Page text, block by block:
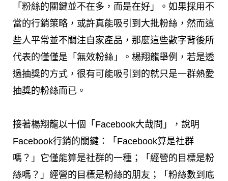
「粉絲的關鍵並不在多，而是在好」。如果採用不
當的行銷策略，或許真能吸引到大批粉絲，然而這
些人平常並不關注自家產品，那麼這些數字背後所
代表的僅僅是「無效粉絲」。楊翔龍舉例，若是透
過抽獎的方式，很有可能吸引到的就只是一群熱愛
抽獎的粉絲而已。
接著楊翔龍以十個「Facebook大哉問」，說明
Facebook行銷的關鍵：「Facebook算是社群
嗎？」它僅能算是社群的一種；「經營的目標是粉
絲嗎？」經營的目標是粉絲的朋友；「粉絲數到底